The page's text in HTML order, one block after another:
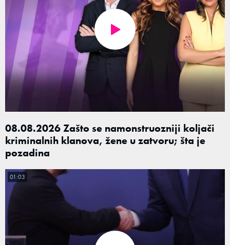
08.08.2026 Zašto se namonstruozniji koljači
kriminalnih klanova, žene u zatvoru; šta je
pozadina
01:03